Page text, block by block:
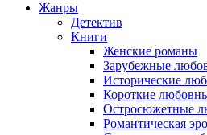
Жанры
Детектив
Книги
Женские романы
Зарубежные
Исторические
Короткие
Остросюжетные
Романтическая